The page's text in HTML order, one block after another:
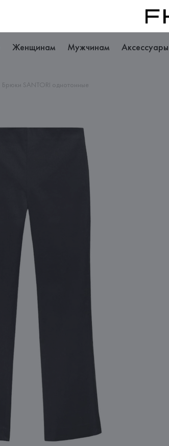
Женщинам Мужчинам Аксессуары
Брюки SANTORI однотонные